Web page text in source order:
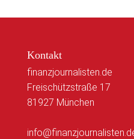
Kontakt
finanzjournalisten.de
Freischützstraße 17
81927 München